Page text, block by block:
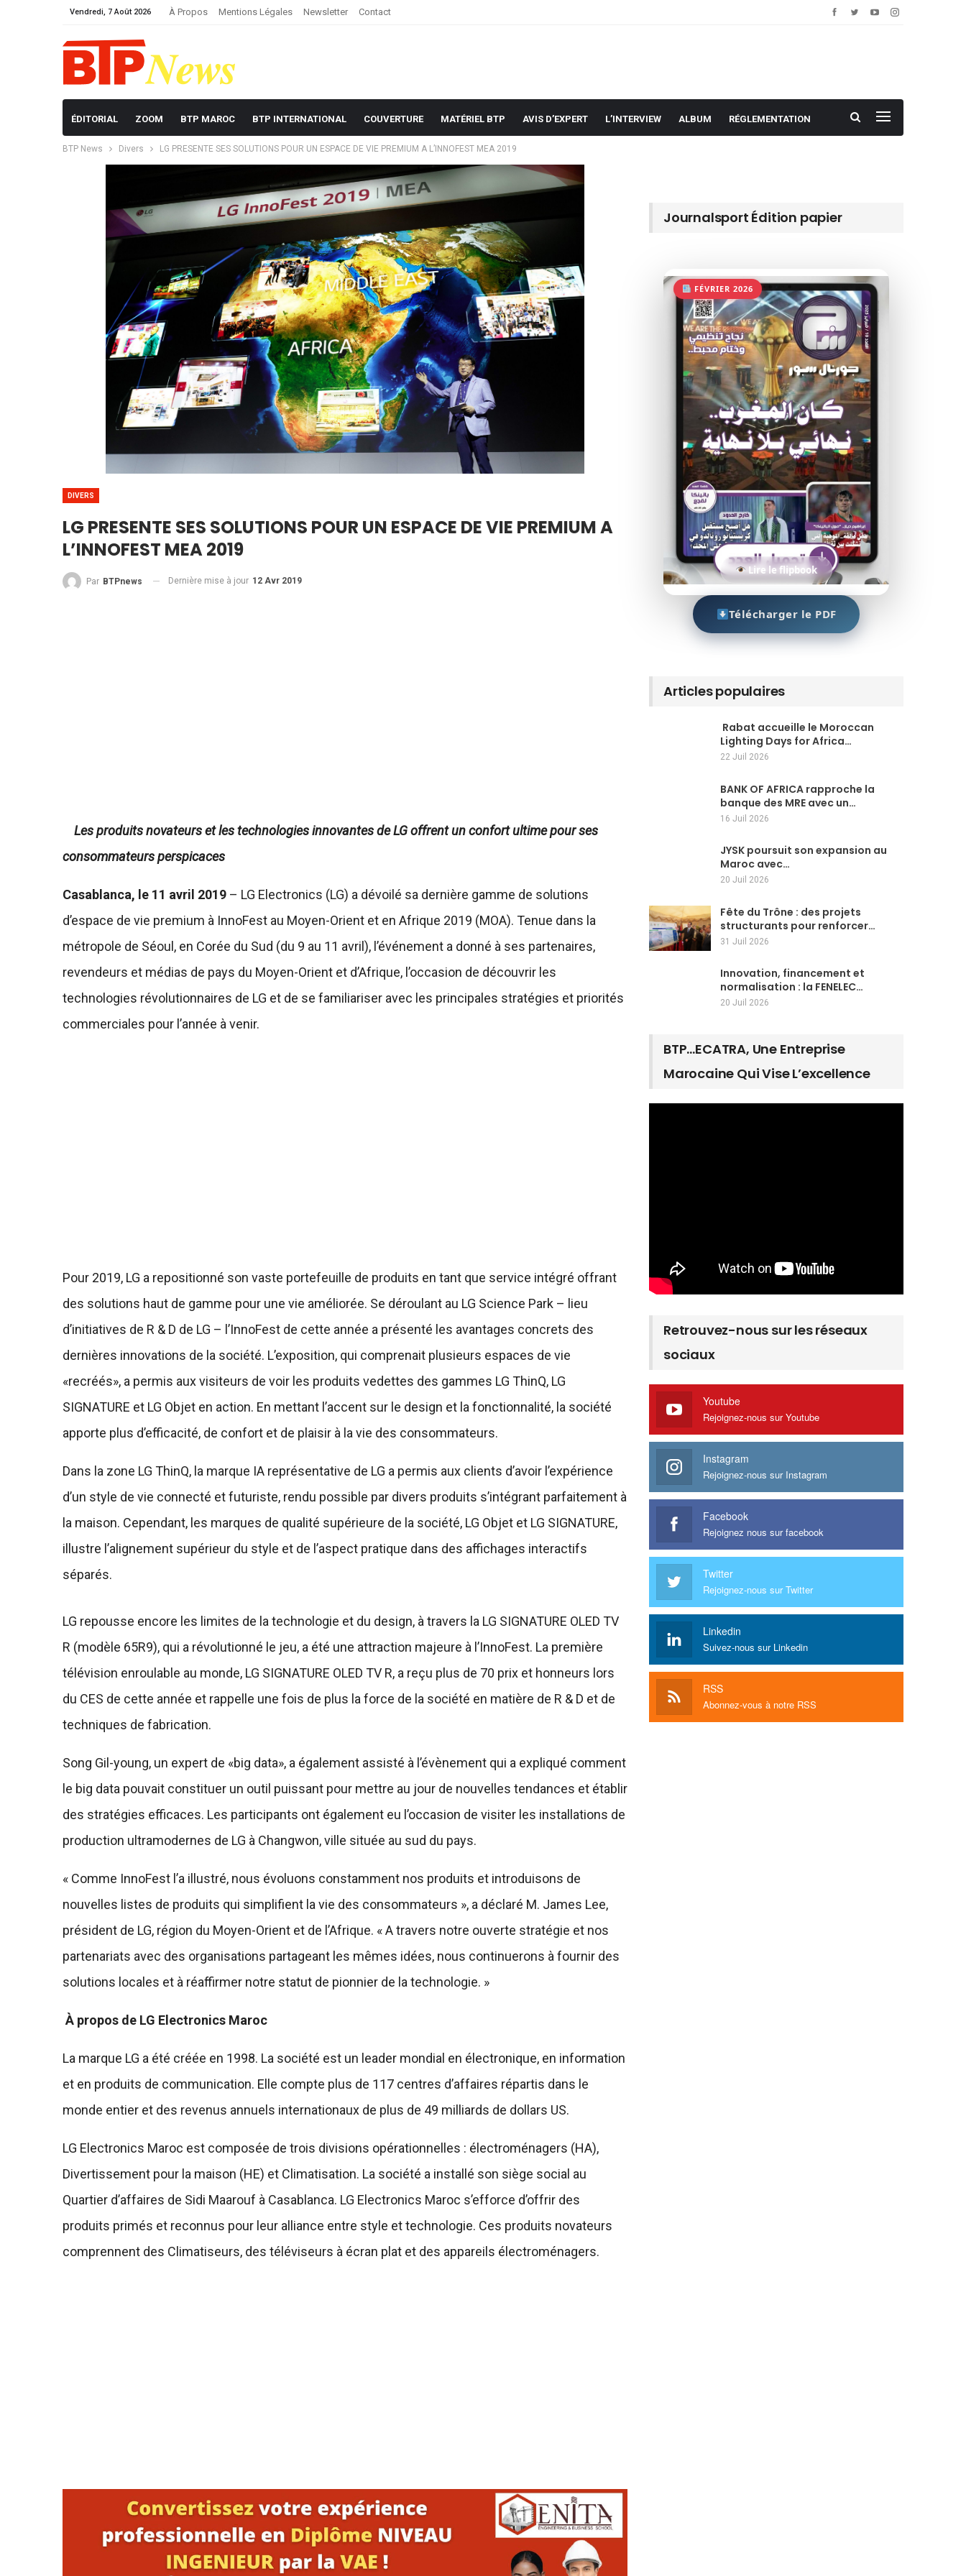
Vendredi, 7 Août 2026 À Propos Mentions Légales Newsletter Contact
ÉDITORIAL ZOOM BTP MAROC BTP INTERNATIONAL COUVERTURE MATÉRIEL BTP AVIS D’EXPERT L’INTERVIEW ALBUM RÉGLEMENTATION
BTP News Divers LG PRESENTE SES SOLUTIONS POUR UN ESPACE DE VIE PREMIUM A L’INNOFEST MEA 2019
DIVERS
LG PRESENTE SES SOLUTIONS POUR UN ESPACE DE VIE PREMIUM A
L’INNOFEST MEA 2019
Par BTPnews Dernière mise à jour 12 Avr 2019
Les produits novateurs et les technologies innovantes de LG offrent un confort ultime pour ses
consommateurs perspicaces
Casablanca, le 11 avril 2019 – LG Electronics (LG) a dévoilé sa dernière gamme de solutions
d’espace de vie premium à InnoFest au Moyen-Orient et en Afrique 2019 (MOA). Tenue dans la
métropole de Séoul, en Corée du Sud (du 9 au 11 avril), l’événement a donné à ses partenaires,
revendeurs et médias de pays du Moyen-Orient et d’Afrique, l’occasion de découvrir les
technologies révolutionnaires de LG et de se familiariser avec les principales stratégies et priorités
commerciales pour l’année à venir.
Pour 2019, LG a repositionné son vaste portefeuille de produits en tant que service intégré offrant
des solutions haut de gamme pour une vie améliorée. Se déroulant au LG Science Park – lieu
d’initiatives de R & D de LG – l’InnoFest de cette année a présenté les avantages concrets des
dernières innovations de la société. L’exposition, qui comprenait plusieurs espaces de vie
«recréés», a permis aux visiteurs de voir les produits vedettes des gammes LG ThinQ, LG
SIGNATURE et LG Objet en action. En mettant l’accent sur le design et la fonctionnalité, la société
apporte plus d’efficacité, de confort et de plaisir à la vie des consommateurs.
Dans la zone LG ThinQ, la marque IA représentative de LG a permis aux clients d’avoir l’expérience
d’un style de vie connecté et futuriste, rendu possible par divers produits s’intégrant parfaitement à
la maison. Cependant, les marques de qualité supérieure de la société, LG Objet et LG SIGNATURE,
illustre l’alignement supérieur du style et de l’aspect pratique dans des affichages interactifs
séparés.
LG repousse encore les limites de la technologie et du design, à travers la LG SIGNATURE OLED TV
R (modèle 65R9), qui a révolutionné le jeu, a été une attraction majeure à l’InnoFest. La première
télévision enroulable au monde, LG SIGNATURE OLED TV R, a reçu plus de 70 prix et honneurs lors
du CES de cette année et rappelle une fois de plus la force de la société en matière de R & D et de
techniques de fabrication.
Song Gil-young, un expert de «big data», a également assisté à l’évènement qui a expliqué comment
le big data pouvait constituer un outil puissant pour mettre au jour de nouvelles tendances et établir
des stratégies efficaces. Les participants ont également eu l’occasion de visiter les installations de
production ultramodernes de LG à Changwon, ville située au sud du pays.
« Comme InnoFest l’a illustré, nous évoluons constamment nos produits et introduisons de
nouvelles listes de produits qui simplifient la vie des consommateurs », a déclaré M. James Lee,
président de LG, région du Moyen-Orient et de l’Afrique. « A travers notre ouverte stratégie et nos
partenariats avec des organisations partageant les mêmes idées, nous continuerons à fournir des
solutions locales et à réaffirmer notre statut de pionnier de la technologie. »
À propos de LG Electronics Maroc
La marque LG a été créée en 1998. La société est un leader mondial en électronique, en information
et en produits de communication. Elle compte plus de 117 centres d’affaires répartis dans le
monde entier et des revenus annuels internationaux de plus de 49 milliards de dollars US.
LG Electronics Maroc est composée de trois divisions opérationnelles : électroménagers (HA),
Divertissement pour la maison (HE) et Climatisation. La société a installé son siège social au
Quartier d’affaires de Sidi Maarouf à Casablanca. LG Electronics Maroc s’efforce d’offrir des
produits primés et reconnus pour leur alliance entre style et technologie. Ces produits novateurs
comprennent des Climatiseurs, des téléviseurs à écran plat et des appareils électroménagers.
Journalsport Édition papier
FÉVRIER 2026
Lire le flipbook
Télécharger le PDF
Articles populaires
Rabat accueille le Moroccan
Lighting Days for Africa…
22 Juil 2026
BANK OF AFRICA rapproche la
banque des MRE avec un…
16 Juil 2026
JYSK poursuit son expansion au
Maroc avec…
20 Juil 2026
Fête du Trône : des projets
structurants pour renforcer…
31 Juil 2026
Innovation, financement et
normalisation : la FENELEC…
20 Juil 2026
BTP…ECATRA, Une Entreprise
Marocaine Qui Vise L’excellence
Retrouvez-nous sur les réseaux
sociaux
Youtube
Rejoignez-nous sur Youtube
Instagram
Rejoignez-nous sur Instagram
Facebook
Rejoignez nous sur facebook
Twitter
Rejoignez-nous sur Twitter
Linkedin
Suivez-nous sur Linkedin
RSS
Abonnez-vous à notre RSS